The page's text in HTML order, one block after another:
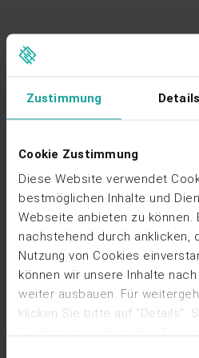
Zustimmung Details
Cookie Zustimmung
Diese Website verwendet
bestmöglichen Inhalte und
Webseite anbieten zu können.
nachstehend durch anklicken,
Nutzung von Cookies
können wir unsere Inhalte
weiter ausbauen. Für
klicken Sie bitte auf "Details".
Änderung der
Mit der EnWG-Novelle 2025 gilt
23.12.2025 eine grundlegende
beim bilanziellen Ausgleich
Maßnahmen in Verteilnetzen:
Der Verteilnetzbetreiber zahlt
nicht mehr an den
Bilanzkreisverantwortlichen/
(BKV/DV), sondern an den